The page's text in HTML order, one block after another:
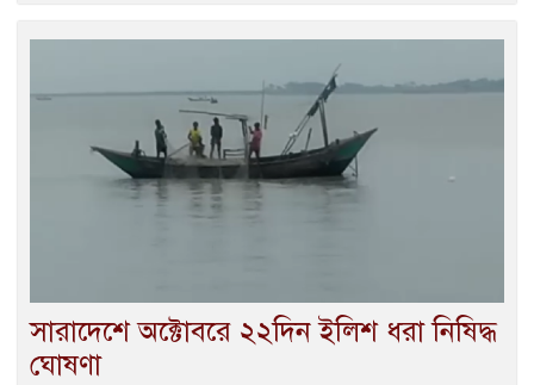
সারাদেশে অক্টোবরে ২২দিন ইলিশ ধরা নিষিদ্ধ
ঘোষণা